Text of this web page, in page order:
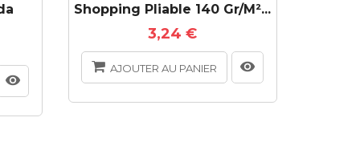
Shopping Pliable 140 Gr/m²...
3,24 €
AJOUTER AU PANIER